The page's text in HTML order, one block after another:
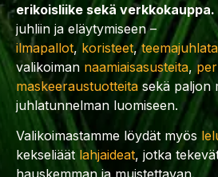
erikoisliike sekä verkkokauppa.
juhliin ja eläytymiseen –
ilmapallot, koristeet,
valikoiman naamiaisasusteita,
maskeeraustuotteita sekä paljon
juhlatunnelman luomiseen.
Valikoimastamme löydät myös
kekseliäät lahjaideat, jotka
hauskemman ja muistettavan.